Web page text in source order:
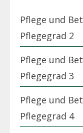
Pflege und
Pflegegrad 2
Pflege und
Pflegegrad 3
Pflege und
Pflegegrad 4